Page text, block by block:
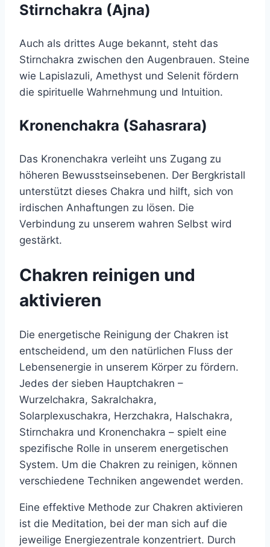
Stirnchakra (Ajna)
Auch als drittes Auge bekannt, steht das
Stirnchakra zwischen den Augenbrauen. Steine
wie Lapislazuli, Amethyst und Selenit fördern
die spirituelle Wahrnehmung und Intuition.
Kronenchakra (Sahasrara)
Das Kronenchakra verleiht uns Zugang zu
höheren Bewusstseinsebenen. Der Bergkristall
unterstützt dieses Chakra und hilft, sich von
irdischen Anhaftungen zu lösen. Die
Verbindung zu unserem wahren Selbst wird
gestärkt.
Chakren reinigen und
aktivieren
Die energetische Reinigung der Chakren ist
entscheidend, um den natürlichen Fluss der
Lebensenergie in unserem Körper zu fördern.
Jedes der sieben Hauptchakren –
Wurzelchakra, Sakralchakra,
Solarplexuschakra, Herzchakra, Halschakra,
Stirnchakra und Kronenchakra – spielt eine
spezifische Rolle in unserem energetischen
System. Um die Chakren zu reinigen, können
verschiedene Techniken angewendet werden.
Eine effektive Methode zur Chakren aktivieren
ist die Meditation, bei der man sich auf die
jeweilige Energiezentrale konzentriert. Durch